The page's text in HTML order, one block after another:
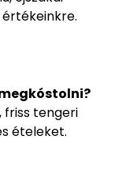
friss tengeri
ételeket.